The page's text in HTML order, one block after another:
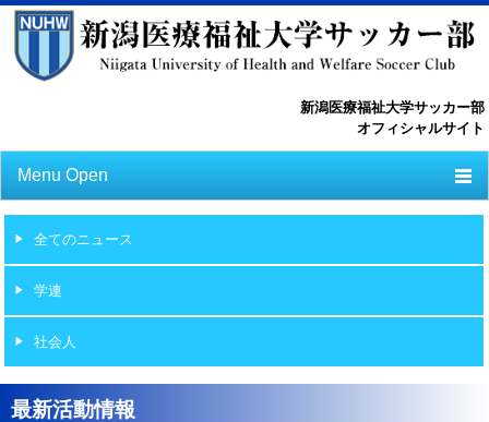
新潟医療福祉大学サッカー部
オフィシャルサイト
Menu Open
ニュース
スケジュール
全てのニュース
学連
社会人
最新活動情報